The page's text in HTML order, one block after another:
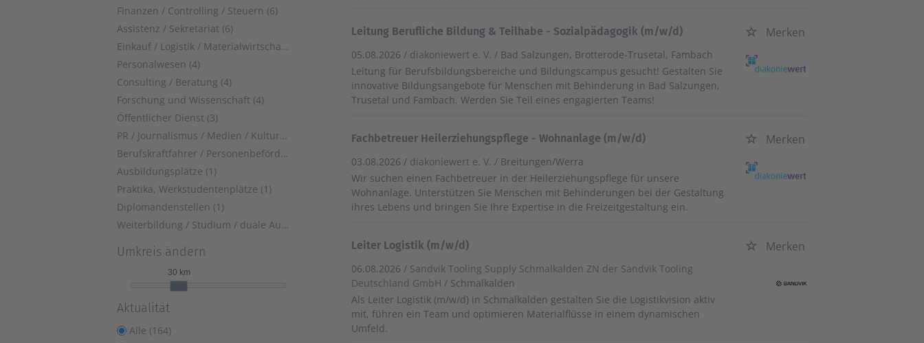
Finanzen / Controlling / Steuern (6)
Assistenz / Sekretariat (6)
Einkauf / Logistik / Materialwirtschaft (5)
Personalwesen (4)
Consulting / Beratung (4)
Forschung und Wissenschaft (4)
Öffentlicher Dienst (3)
PR / Journalismus / Medien / Kultur (1)
Berufskraftfahrer / Personenbeförderung (Land, Wasser, Luft) (1)
Ausbildungsplätze (1)
Praktika, Werkstudentenplätze (1)
Diplomandenstellen (1)
Weiterbildung / Studium / duale Ausbildung (1)
Umkreis ändern
30 km
Aktualität
Alle (164)
Leitung Berufliche Bildung & Teilhabe - Sozialpädagogik (m/w/d) Merken
05.08.2026 / diakoniewert e. V. / Bad Salzungen, Brotterode-Trusetal, Fambach
Leitung für Berufsbildungsbereiche und Bildungscampus gesucht! Gestalten Sie
innovative Bildungsangebote für Menschen mit Behinderung in Bad Salzungen,
Trusetal und Fambach. Werden Sie Teil eines engagierten Teams!
Fachbetreuer Heilerziehungspflege - Wohnanlage (m/w/d) Merken
03.08.2026 / diakoniewert e. V. / Breitungen/Werra
Wir suchen einen Fachbetreuer in der Heilerziehungspflege für unsere
Wohnanlage. Unterstützen Sie Menschen mit Behinderungen bei der Gestaltung
ihres Lebens und bringen Sie Ihre Expertise in die Freizeitgestaltung ein.
Leiter Logistik (m/w/d) Merken
06.08.2026 / Sandvik Tooling Supply Schmalkalden ZN der Sandvik Tooling
Deutschland GmbH / Schmalkalden
Als Leiter Logistik (m/w/d) in Schmalkalden gestalten Sie die Logistikvision aktiv
mit, führen ein Team und optimieren Materialflüsse in einem dynamischen
Umfeld.